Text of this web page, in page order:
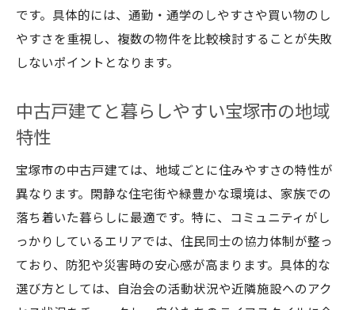
環境
治安や教育環境から選ぶ宝塚市のおすすめ
エリア
宝塚市の中古マンションと戸建ての子育て
宝塚市で子育て世代の住みやすさを比較解
説
資産価値にこだわるなら宝塚市のどこが最適か
宝塚市で資産価値が高い中古マンションの
特徴
中古戸建ての資産価値維持ポイントとエリ
です。具体的には、通勤・通学のしやすさや買い物のし
やすさを重視し、複数の物件を比較検討することが失敗
しないポイントとなります。
中古戸建てと暮らしやすい宝塚市の地域
特性
宝塚市の中古戸建ては、地域ごとに住みやすさの特性が
異なります。閑静な住宅街や緑豊かな環境は、家族での
落ち着いた暮らしに最適です。特に、コミュニティがし
っかりしているエリアでは、住民同士の協力体制が整っ
ており、防犯や災害時の安心感が高まります。具体的な
選び方としては、自治会の活動状況や近隣施設へのアク